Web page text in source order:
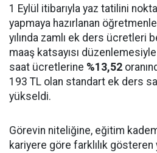
1 Eylül itibarıyla yaz tatilini
yapmaya hazırlanan
yılında zamlı ek ders ücretleri
maaş katsayısı
saat ücretlerine %13,52
193 TL olan standart ek ders
yükseldi.
Görevin niteliğine, eğitim
kariyere göre farklılık